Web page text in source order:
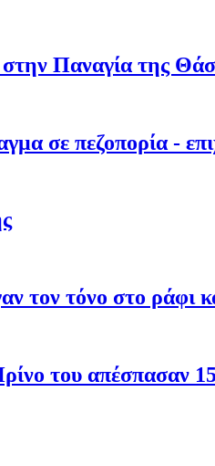
στην Παναγία της
σε πεζοπορία -
τον τόνο στο ράφι
του απέσπασαν